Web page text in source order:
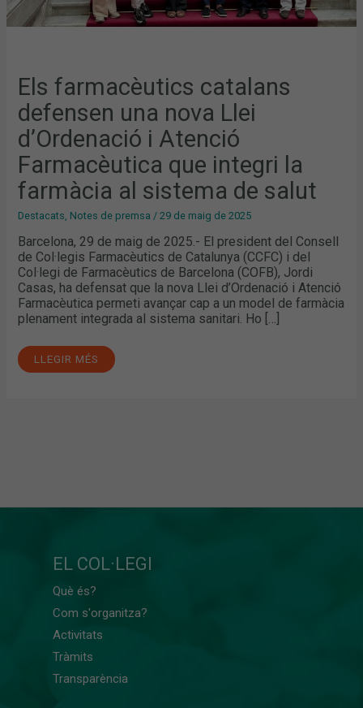
Els farmacèutics catalans
defensen una nova Llei
d’Ordenació i Atenció
Farmacèutica que integri la
farmàcia al sistema de salut
Destacats, Notes de premsa /29 de maig de 2025
Barcelona, 29 de maig de 2025.- El president del Consell
de Col·legis Farmacèutics de Catalunya (CCFC) i del
Col·legi de Farmacèutics de Barcelona (COFB), Jordi
Casas, ha defensat que la nova Llei d’Ordenació i Atenció
Farmacèutica permeti avançar cap a un model de farmàcia
plenament integrada al sistema sanitari. Ho […]
DE
SALUT
LLEGIR MÉS
EL COL·LEGI
Què és?
Com s'organitza?
Activitats
Tràmits
Transparència